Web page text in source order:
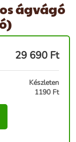
ágvágó
29 690 Ft
Készleten
1190 Ft